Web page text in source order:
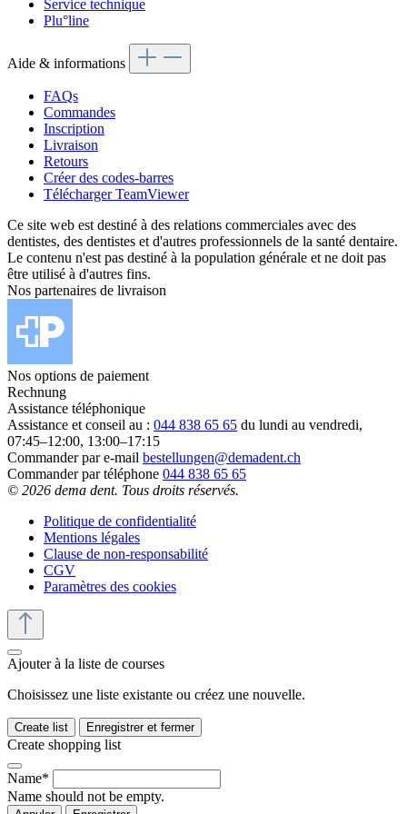
Service technique
Plu°line
Aide & informations
FAQs
Commandes
Inscription
Livraison
Retours
Créer des codes-barres
Télécharger TeamViewer
Ce site web est destiné à des relations commerciales avec des
dentistes, des dentistes et d'autres professionnels de la santé dentaire.
Le contenu n'est pas destiné à la population générale et ne doit pas
être utilisé à d'autres fins.
Nos partenaires de livraison
Nos options de paiement
Rechnung
Assistance téléphonique
Assistance et conseil au : 044 838 65 65 du lundi au vendredi,
07:45–12:00, 13:00–17:15
Commander par e-mail bestellungen@demadent.ch
Commander par téléphone 044 838 65 65
© 2026 dema dent. Tous droits réservés.
Politique de confidentialité
Mentions légales
Clause de non-responsabilité
CGV
Paramètres des cookies
Ajouter à la liste de courses
Choisissez une liste existante ou créez une nouvelle.
Create list Enregistrer et fermer
Create shopping list
Name*
Name should not be empty.